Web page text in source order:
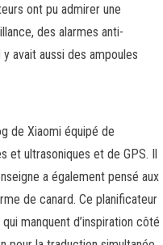
ont pu admirer une
des alarmes anti-
avait aussi des ampoules
de Xiaomi équipé de
et ultrasoniques et de GPS. Il
a également pensé aux
de canard. Ce planificateur
manquent d’inspiration côté